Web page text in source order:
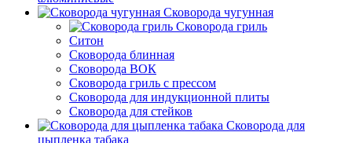
Сковорода чугунная
Сковорода гриль
Ситон
Сковорода блинная
Сковорода ВОК
Сковорода гриль с прессом
Сковорода для индукционной плиты
Сковорода для стейков
Сковорода для
цыпленка табака